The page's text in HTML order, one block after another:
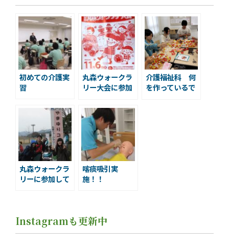
初めての介護実
習
丸森ウォークラ
リー大会に参加
介護福祉科 何
を作っているで
丸森ウォークラ
リーに参加して
喀痰吸引実
施！！
Instagramも更新中